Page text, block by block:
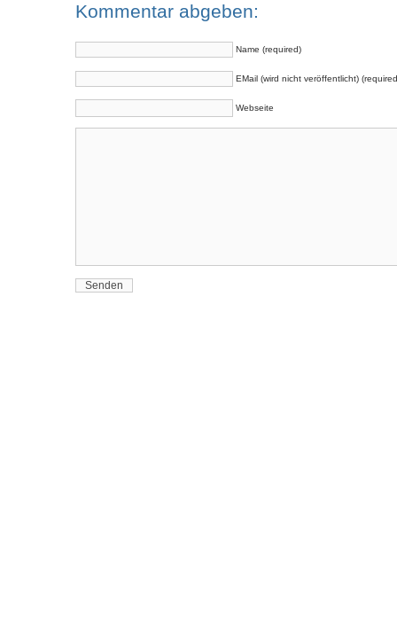
Kommentar abgeben:
Name (required)
EMail (wird nicht veröffentlicht)
Webseite